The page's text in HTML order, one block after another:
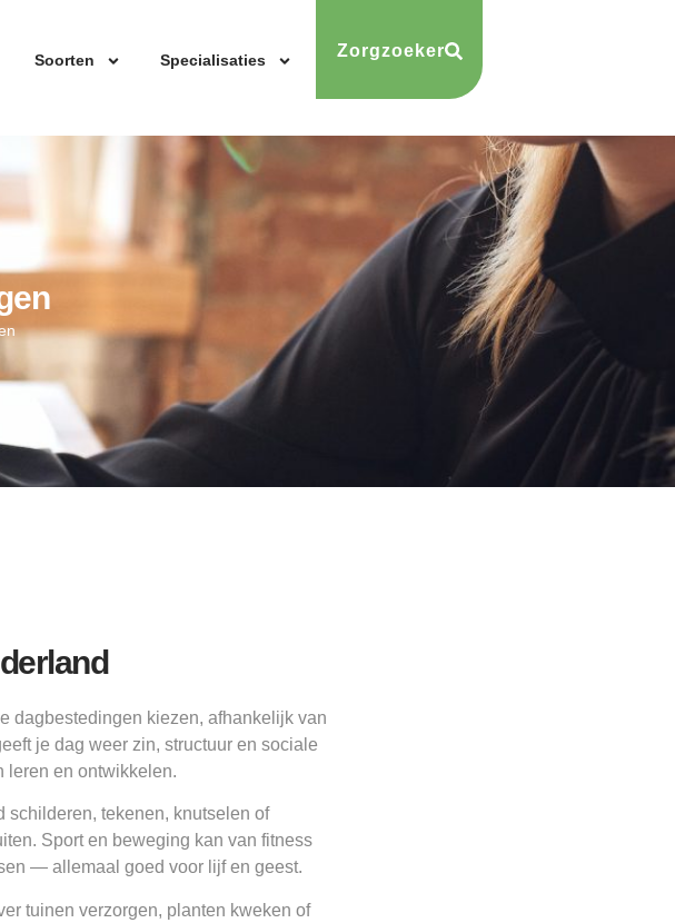
Soorten Specialisaties Zorgzoeker
dagbestedingen kiezen, afhankelijk van
je dag weer zin, structuur en sociale
en ontwikkelen.
schilderen, tekenen, knutselen of
Sport en beweging kan van fitness
— allemaal goed voor lijf en geest.
tuinen verzorgen, planten kweken of